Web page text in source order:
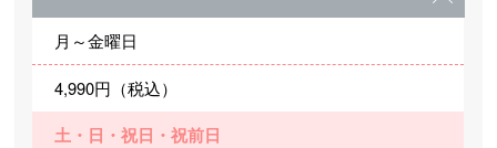
月～金曜日
4,990円（税込）
土・日・祝日・祝前日